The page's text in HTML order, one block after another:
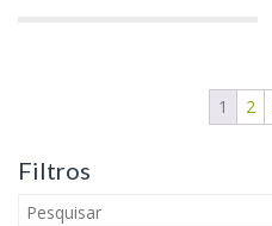
1 2
Filtros